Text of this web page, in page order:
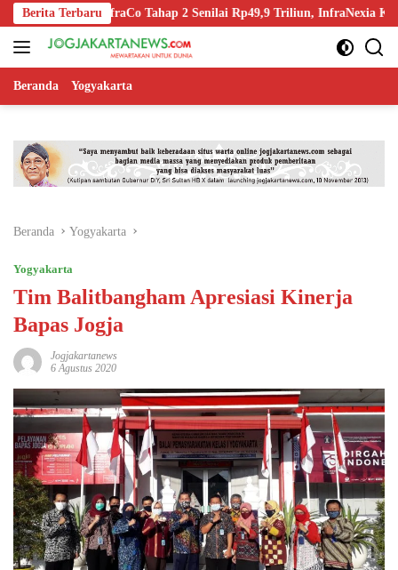
Langsung
ke
konten
Berita Terbaru
Off InfraCo Tahap 2 Senilai Rp49,9 Triliun, InfraNexia Kelola
Beranda Yogyakarta
Beranda Yogyakarta
Yogyakarta
Tim Balitbangham Apresiasi Kinerja
Bapas Jogja
Jogjakartanews
6 Agustus 2020